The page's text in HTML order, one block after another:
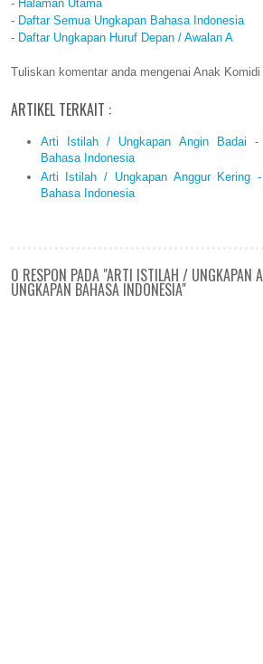
- Halaman Utama
- Daftar Semua Ungkapan Bahasa Indonesia
- Daftar Ungkapan Huruf Depan / Awalan A
Tuliskan komentar anda mengenai Anak
ARTIKEL TERKAIT :
Arti Istilah / Ungkapan Angin Badai -
Bahasa Indonesia
Arti Istilah / Ungkapan Anggur Kering
Bahasa Indonesia
0 RESPON PADA "ARTI ISTILAH / UNGKAPAN
UNGKAPAN BAHASA INDONESIA"